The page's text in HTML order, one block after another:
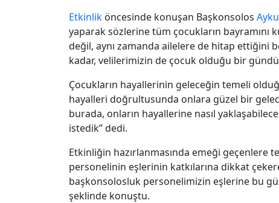
Etkinlik öncesinde konuşan Başkonsolos
yaparak sözlerine tüm çocukların bayramını
değil, aynı zamanda ailelere de hitap ettiğini
kadar, velilerimizin de çocuk olduğu bir
Çocukların hayallerinin geleceğin temeli
hayalleri doğrultusunda onlara güzel bir
burada, onların hayallerine nasıl
istedik” dedi.
Etkinliğin hazırlanmasında emeği geçenlere
personelinin eşlerinin katkılarına dikkat
başkonsolosluk personelimizin eşlerine bu
şeklinde konuştu.